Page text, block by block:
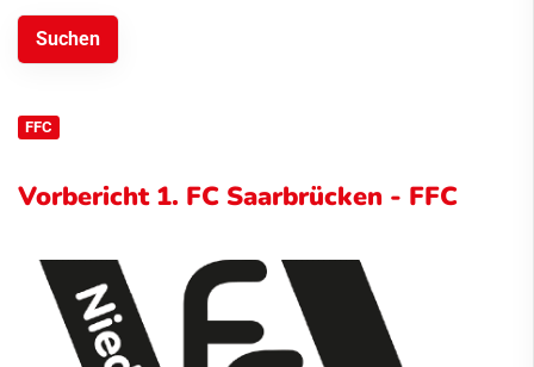
FFC
Vorbericht 1. FC Saarbrücken - FFC